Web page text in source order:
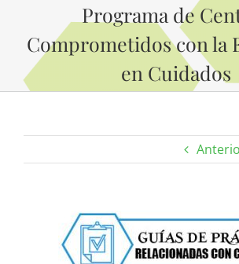
Programa de
Comprometidos con la
en Cuidados